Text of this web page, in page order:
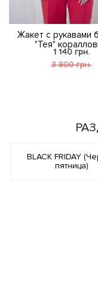
Жакет с рукавами
"Тея"
1 140 грн.
3 800 грн.
BLACK FRIDAY
пятница)